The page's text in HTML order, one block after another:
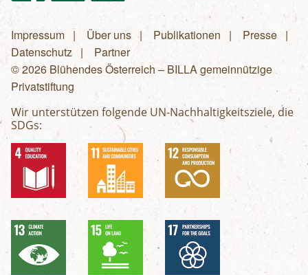
Fußzeilenmenü
Impressum Über uns Publikationen
Presse
Datenschutz
Partner
© 2026 Blühendes Österreich – BILLA gemeinnützige
Privatstiftung
Wir unterstützen folgende UN-Nachhaltigkeitsziele, die
SDGs: